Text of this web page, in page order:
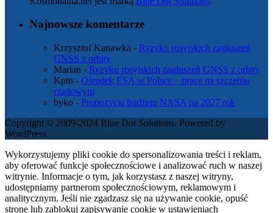
Najnowsze komentarze
Krzysztof Kanawka - Ryzyko rosyjskich zagłuszeń
GNSS z orbity
Marian - Ryzyko rosyjskich zagłuszeń GNSS z orbity
Kptn - Ośrodek ESA w Polsce – prace na szczeblu
rządowym
byko - Propozycja budżetu NASA na 2027 rok
Copyright © 2009-2024 Blue Dot Solutions. Powered by
WordPress.
Wykorzystujemy pliki cookie do spersonalizowania treści i reklam,
aby oferować funkcje społecznościowe i analizować ruch w naszej
witrynie. Informacje o tym, jak korzystasz z naszej witryny,
udostępniamy partnerom społecznościowym, reklamowym i
analitycznym. Jeśli nie zgadzasz się na używanie cookie, opuść
stronę lub zablokuj zapisywanie cookie w ustawieniach